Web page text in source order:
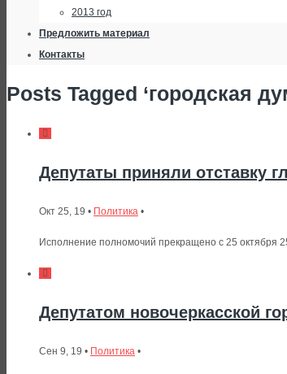
2013 год
Предложить материал
Контакты
Posts Tagged ‘городская
Депутаты приняли отставку
Окт 25, 19 • Политика •
Исполнение полномочий прекращено с 25 октября
Депутатом новочеркасской
Сен 9, 19 • Политика •